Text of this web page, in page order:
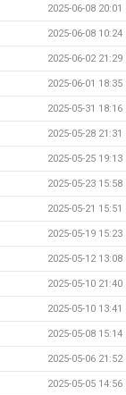
2025-06-08 20:01
2025-06-08 10:24
2025-06-02 21:29
2025-06-01 18:35
2025-05-31 18:16
2025-05-28 21:31
2025-05-25 19:13
2025-05-23 15:58
2025-05-21 15:51
2025-05-19 15:23
2025-05-12 13:08
2025-05-10 21:40
2025-05-10 13:41
2025-05-08 15:14
2025-05-06 21:52
2025-05-05 14:56